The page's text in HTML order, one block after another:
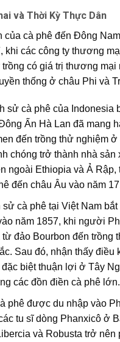
và Thời Kỳ Thực Dân
của cà phê đến Đông
khi các công ty thương
có giá trị thương mại
thống ở châu Phi và
sử cà phê của Indonesia
Ấn Hà Lan đã mang
đến trồng thử nghiệm ở
chóng trở thành nhà sản
ngoài Ethiopia và Ả Rập,
đến châu Âu vào năm
sử cà phê tại Việt Nam bắt
năm 1857, khi người
từ đảo Bourbon đến trồng
Sau đó, nhận thấy điều
biệt thuận lợi ở Tây
các đồn điền cà phê lớn.
phê được du nhập vào
tu sĩ dòng Phanxicô ở
và Robusta trở nên